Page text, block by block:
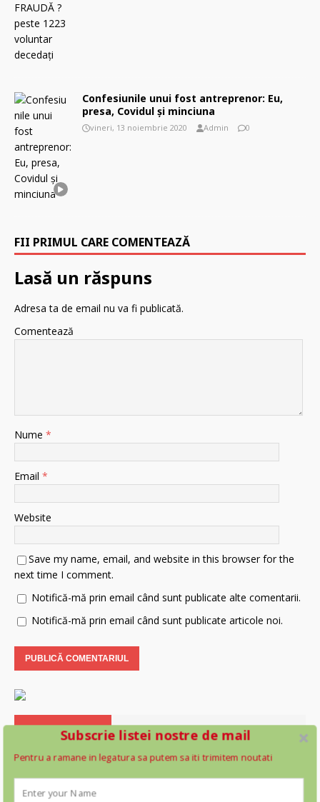
Confesiunile unui fost antreprenor: Eu,
presa, Covidul şi minciuna
vineri, 13 noiembrie 2020 Admin 0
FII PRIMUL CARE COMENTEAZĂ
Lasă un răspuns
Adresa ta de email nu va fi publicată.
Comentează
Nume *
Email *
Website
Save my name, email, and website in this browser for the
next time I comment.
Notifică-mă prin email când sunt publicate alte comentarii.
Notifică-mă prin email când sunt publicate articole noi.
Subscrie listei nostre de mail
Pentru a ramane in legatura sa putem sa iti trimitem noutati